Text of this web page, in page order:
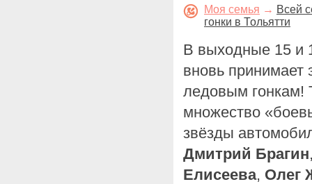
Моя семья → Всей
гонки в Тольятти
В выходные 15 и
вновь принимает
ледовым гонкам!
множество
звёзды
Дмитрий Брагин
Елисеева, Олег